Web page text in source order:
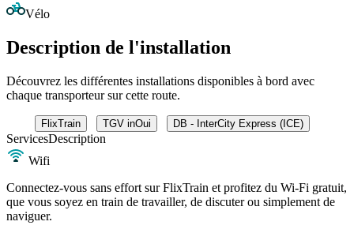
Vélo
Description de l'installation
Découvrez les différentes installations disponibles à bord avec
chaque transporteur sur cette route.
FlixTrain TGV inOui DB - InterCity Express (ICE)
ServicesDescription
Wifi
Connectez-vous sans effort sur FlixTrain et profitez du Wi-Fi gratuit,
que vous soyez en train de travailler, de discuter ou simplement de
naviguer.